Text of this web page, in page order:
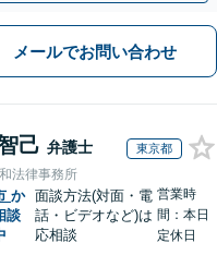
メールでお問い合わせ
己 弁護士 東京都
法律事務所
か
談
面談方法(対面・電
話・ビデオなど)は
応相談
営業時
間：本日
定休日